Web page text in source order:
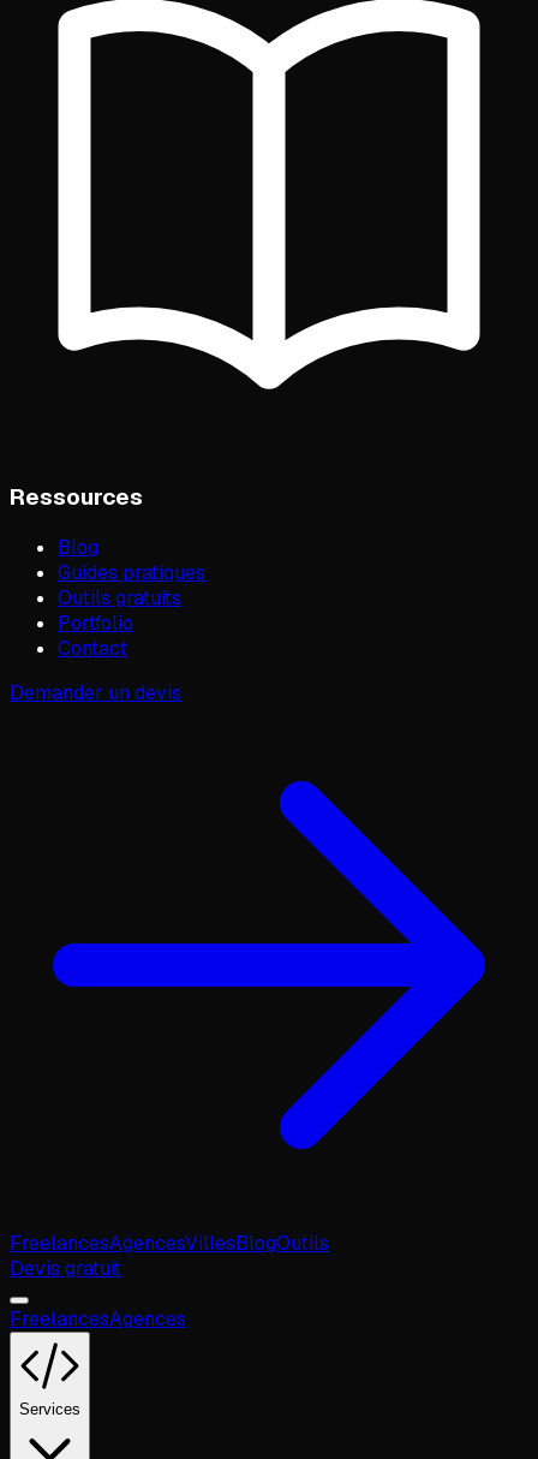
Ressources
Blog
Guides pratiques
Outils gratuits
Portfolio
Contact
Demander un devis
FreelancesAgencesVillesBlogOutils
Devis gratuit
FreelancesAgences
Services